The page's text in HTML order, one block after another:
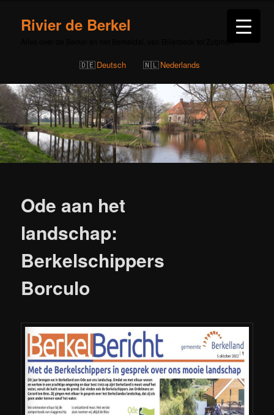
Rivier de Berkel
Deutsch Nederlands
Ode aan het
landschap:
Berkelschippers
Borculo